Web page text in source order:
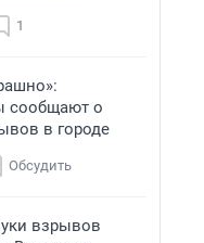
1
сообщают о
в городе
Обсудить
взрывов